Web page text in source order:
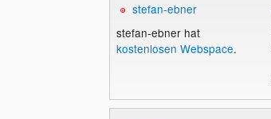
stefan-ebner
stefan-ebner hat
kostenlosen Webspace.